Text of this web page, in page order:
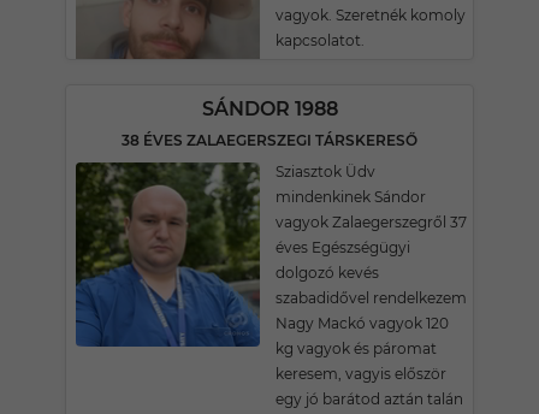
vagyok. Szeretnék komoly
kapcsolatot.
SÁNDOR 1988
38 ÉVES ZALAEGERSZEGI TÁRSKERESŐ
Sziasztok Üdv
mindenkinek Sándor
vagyok Zalaegerszegről 37
éves Egészségügyi
dolgozó kevés
szabadidővel rendelkezem
Nagy Mackó vagyok 120
kg vagyok és páromat
keresem, vagyis először
egy jó barátod aztán talán